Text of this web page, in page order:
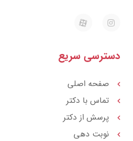
a
t
سریع
صفحه اصلی
تماس با دکتر
پرسش از دکتر
نوبت دهی